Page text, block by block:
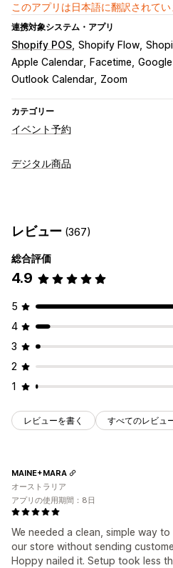
このアプリは日本語に翻訳されてい
連携対象システム・アプリ
Shopify POS Shopify Flow
Apple Calendar
Facetime
Outlook Calendar Zoom
カテゴリー
イベント予約
イベントタイプ
予約管理
予約のキャンセル
イベントのチェックイン
メール通知
カスタマイズ
予約ページ カレンダーウィジェッ
カスタムフォーム カスタム通知
デジタル商品
レビュー (367)
総合評価
4.9
5
4
3
2
1
レビューを書く すべてのレビュ
We needed a clean, simple way
our store without sending
Hoppy nailed it. Setup took less
MAINE+MARA
オーストラリア
アプリの使用期間：8日